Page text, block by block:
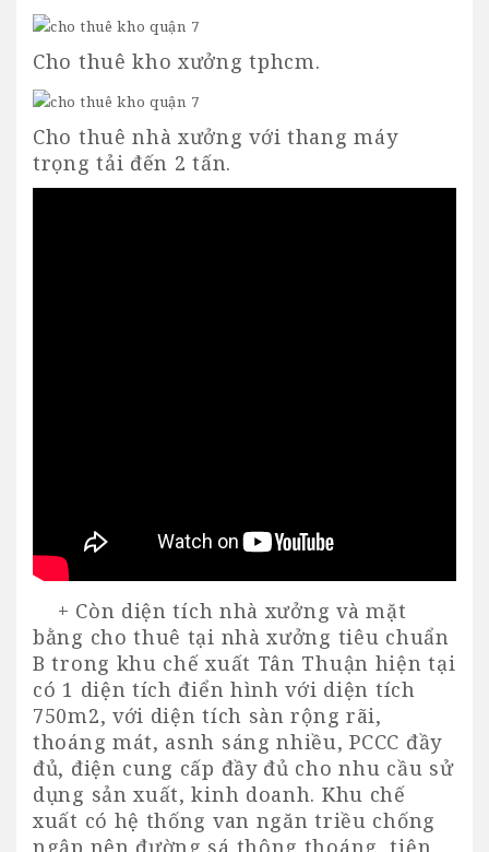
Cho thuê kho xưởng tphcm.
Cho thuê nhà xưởng với thang máy
trọng tải đến 2 tấn.
+ Còn diện tích nhà xưởng và mặt
bằng cho thuê tại nhà xưởng tiêu chuẩn
B trong khu chế xuất Tân Thuận hiện tại
có 1 diện tích điển hình với diện tích
750m2, với diện tích sàn rộng rãi,
thoáng mát, asnh sáng nhiều, PCCC đầy
đủ, điện cung cấp đầy đủ cho nhu cầu sử
dụng sản xuất, kinh doanh. Khu chế
xuất có hệ thống van ngăn triều chống
ngập nên đường sá thông thoáng, tiện